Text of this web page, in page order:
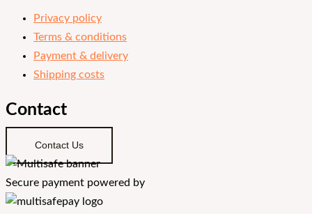
Privacy policy
Terms & conditions
Payment & delivery
Shipping costs
Contact
Contact Us
Secure payment powered by